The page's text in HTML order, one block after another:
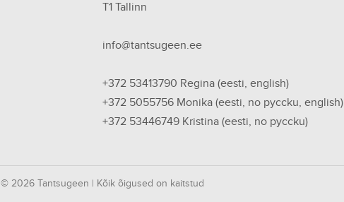
T1 Tallinn
info@tantsugeen.ee
+372 53413790 Regina (eesti, english)
+372 5055756 Monika (eesti, no pyccku, english)
+372 53446749 Kristina (eesti, no pyccku)
© 2026 Tantsugeen | Kõik õigused on kaitstud